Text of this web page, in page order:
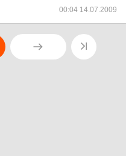
00:04 14.07.2009